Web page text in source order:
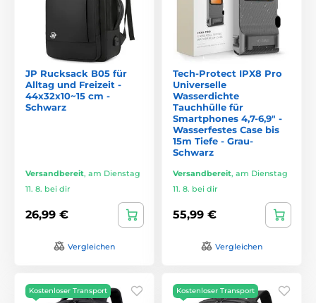
JP Rucksack B05 für
Alltag und Freizeit -
44x32x10~15 cm -
Schwarz
Versandbereit, am Dienstag
11. 8. bei dir
26,99 €
Vergleichen
Tech-Protect IPX8 Pro
Universelle
Wasserdichte
Tauchhülle für
Smartphones 4,7-6,9" -
Wasserfestes Case bis
15m Tiefe - Grau-
Schwarz
Versandbereit, am Dienstag
11. 8. bei dir
55,99 €
Vergleichen
Kostenloser Transport Kostenloser Transport